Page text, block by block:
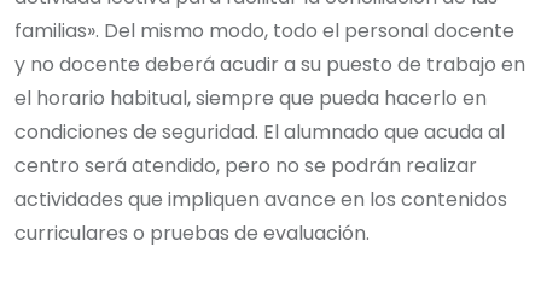
familias». Del mismo modo, todo el personal docente
y no docente deberá acudir a su puesto de trabajo en
el horario habitual, siempre que pueda hacerlo en
condiciones de seguridad. El alumnado que acuda al
centro será atendido, pero no se podrán realizar
actividades que impliquen avance en los contenidos
curriculares o pruebas de evaluación.